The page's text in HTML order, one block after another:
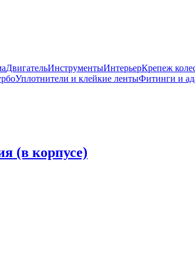
ДвигательИнструментыИнтерьерКрепеж
Уплотнители и клейкие лентыФитинги и
(в корпусе)